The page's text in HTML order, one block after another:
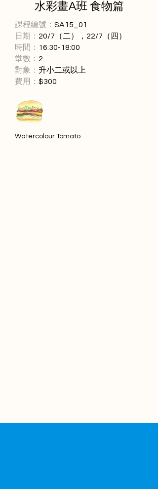
水彩畫A班 食物篇
課程編號： SA15_01
日期： 20/7（二），22/7（四）
時間： 16:30-18:00
堂數： 2
對象： 升小二或以上
​費用： $300
Watercolour Tomato